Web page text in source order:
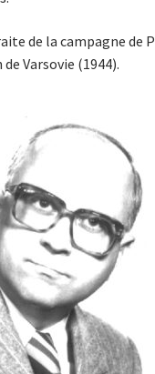
de la campagne de
Varsovie (1944).